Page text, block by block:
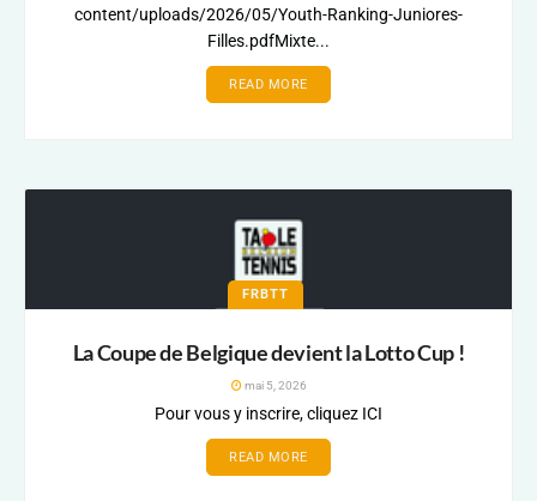
content/uploads/2026/05/Youth-Ranking-Juniores-
Filles.pdfMixte...
READ MORE
FRBTT
La Coupe de Belgique devient la Lotto Cup !
mai 5, 2026
Pour vous y inscrire, cliquez ICI
READ MORE